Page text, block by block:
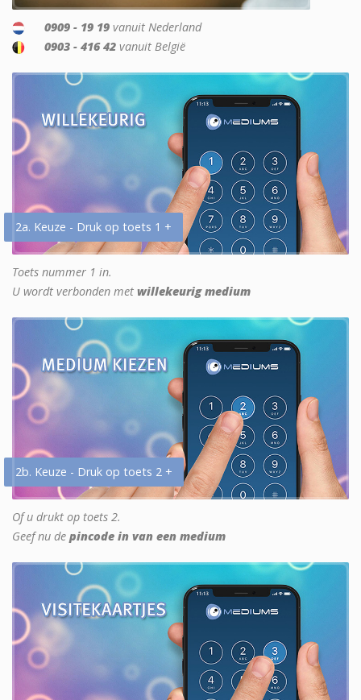
0909 - 19 19 vanuit Nederland
0903 - 416 42 vanuit België
2a. Keuze - Druk op toets 1 +
Toets nummer 1 in.
U wordt verbonden met willekeurig medium
2b. Keuze - Druk op toets 2 +
Of u drukt op toets 2.
Geef nu de pincode in van een medium